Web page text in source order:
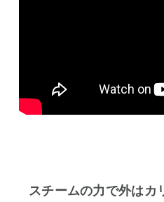
スチームの力で外はカ